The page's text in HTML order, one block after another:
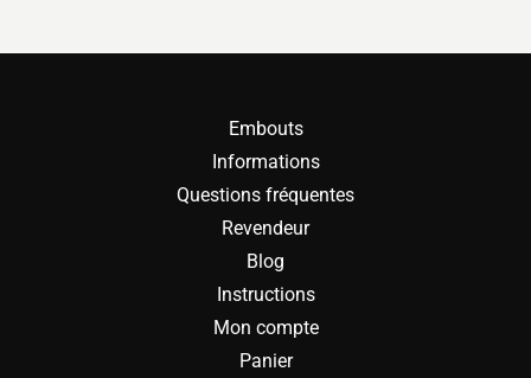
Embouts
Informations
Questions fréquentes
Revendeur
Blog
Instructions
Mon compte
Panier